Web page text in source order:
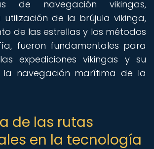
de navegación vikingas,
utilización de la brújula vikinga,
de las estrellas y los métodos
fueron fundamentales para
expediciones vikingas y su
la navegación marítima de la
de las rutas
en la tecnología